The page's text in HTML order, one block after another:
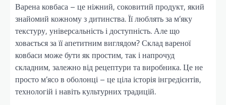
Варена ковбаса – це ніжний, соковитий продукт, який
знайомий кожному з дитинства. Її люблять за м’яку
текстуру, універсальність і доступність. Але що
ховається за її апетитним виглядом? Склад вареної
ковбаси може бути як простим, так і напрочуд
складним, залежно від рецептури та виробника. Це не
просто м’ясо в оболонці – це ціла історія інгредієнтів,
технологій і навіть культурних традицій.